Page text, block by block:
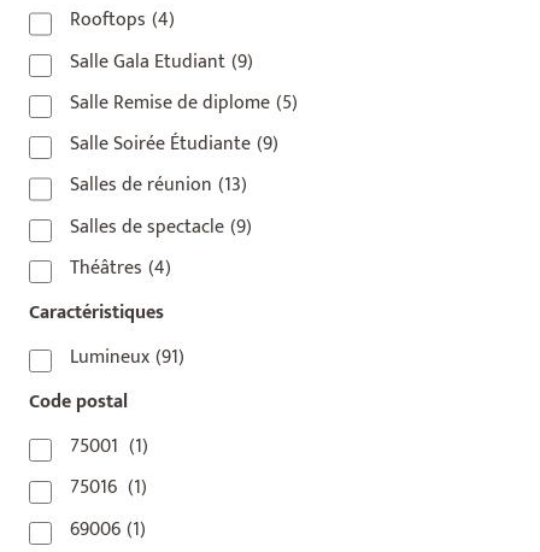
Rooftops (4)
Salle Gala Etudiant(9)
Salle Remise de diplome(5)
Salle Soirée Étudiante(9)
Salles de réunion (13)
Salles de spectacle(9)
Théâtres (4)
Caractéristiques
Lumineux(91)
Code postal
75001 (1)
75016 (1)
69006(1)